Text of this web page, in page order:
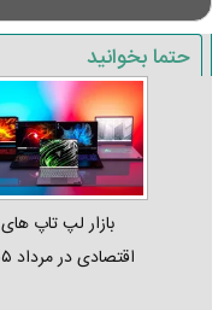
حتما بخوانید
بازار لپ‌ تاپ‌ های
اقتصادی در مرداد ۱۴۰۵